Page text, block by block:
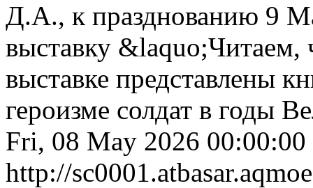
Д.А., к празднованию 9
выставку
выставке представлены
героизме солдат в годы
Fri, 08 May 2026 00:00:00
http://